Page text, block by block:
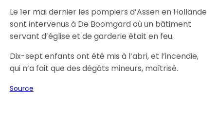
Le 1er mai dernier les pompiers d’Assen en Hollande
sont intervenus à De Boomgard où un bâtiment
servant d’église et de garderie était en feu.
Dix-sept enfants ont été mis à l’abri, et l’incendie,
qui n’a fait que des dégâts mineurs, maîtrisé.
Source